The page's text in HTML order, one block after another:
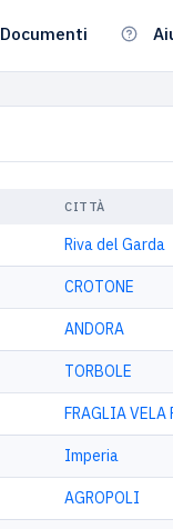
Documenti
CITTÀ
Riva del Garda
CROTONE
ANDORA
TORBOLE
FRAGLIA VELA
Imperia
AGROPOLI